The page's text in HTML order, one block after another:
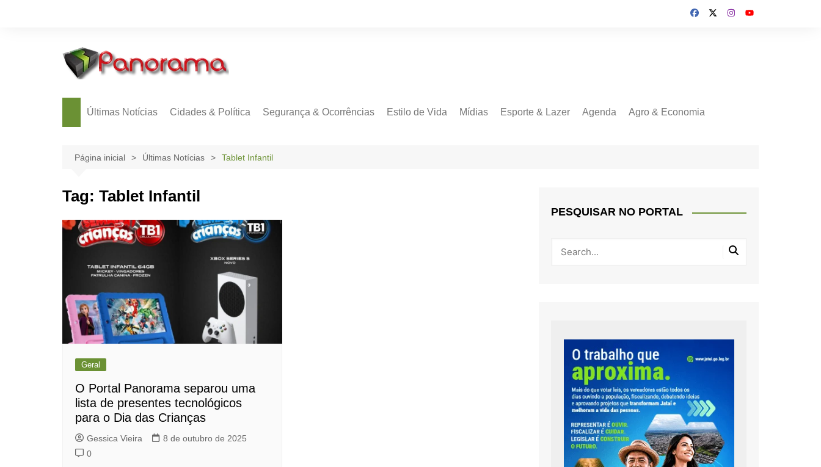
Últimas Notícias Cidades & Política Segurança & Ocorrências Estilo de Vida Mídias Esporte & Lazer Agenda Agro & Economia
Página inicial Últimas Notícias Tablet Infantil
Tag: Tablet Infantil
Geral
O Portal Panorama separou uma
lista de presentes tecnológicos
para o Dia das Crianças
Gessica Vieira
8 de outubro de 2025
0
PESQUISAR NO PORTAL